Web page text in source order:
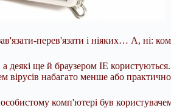
перев'язати і ніяких… А, ні:
деякі ще й браузером IE
вірусів набагато менше або
комп'ютері був